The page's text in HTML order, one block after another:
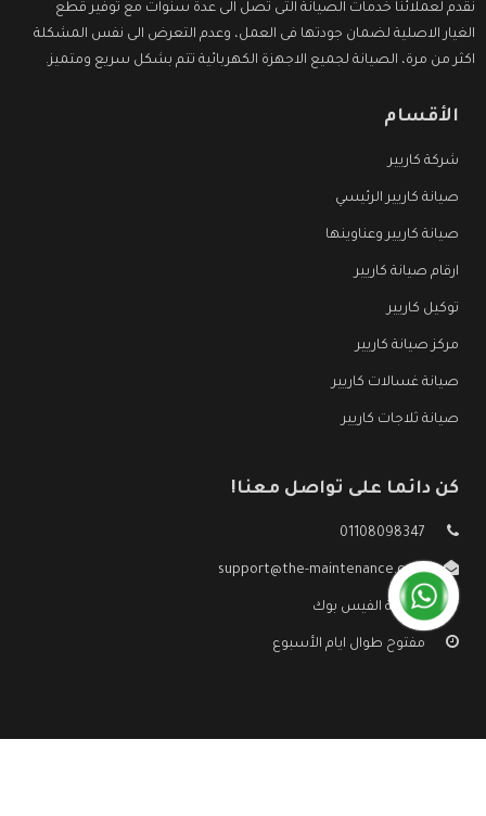
نقدم لعملائنا خدمات الصيانة التى تصل الى عدة سنوات مع توفير قطع
الغيار الاصلية لضمان جودتها فى العمل، وعدم التعرض الى نفس المشكلة
اكثر من مرة، الصيانة لجميع الاجهزة الكهربائية تتم بشكل سريع ومتميز.
الأقسام
شركة كاريير
صيانة كاريير الرئيسي
صيانة كاريير وعناوينها
ارقام صيانة كاريير
توكيل كاريير
مركز صيانة كاريير
صيانة غسالات كاريير
صيانة ثلاجات كاريير
كن دائما على تواصل معنا!
01108098347
support@the-maintenance.com
صفحة الفيس بوك
مفتوح طوال ايام الأسبوع